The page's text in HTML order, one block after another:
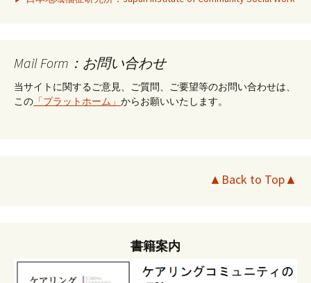
Mail Form：お問い合わせ
当サイトに関するご意見、ご質問、ご要望等のお問い合わせは、
この 「プラットホーム」 からお願いいたします。
▲Back to Top▲
書籍案内